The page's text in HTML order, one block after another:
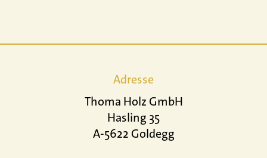
Adresse
Thoma Holz GmbH
Hasling 35
A-5622 Goldegg